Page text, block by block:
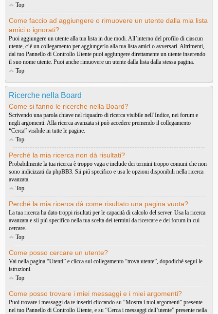
Top
Come faccio ad aggiungere o rimuovere un utente dalla mia lista
amici o ignorati?
Puoi aggiungere un utente alla tua lista in due modi. All’interno del profilo di ciascun
utente, c’è un collegamento per aggiungerlo alla tua lista amici o avversari. Altrimenti,
dal tuo Pannello di Controllo Utente puoi aggiungere direttamente un utente inserendo
il suo nome utente. Puoi anche rimuovere un utente dalla lista dalla stessa pagina.
Top
Ricerche nella Board
Come si fanno le ricerche nella Board?
Scrivendo una parola chiave nel riquadro di ricerca visibile nell’Indice, nei forum e
negli argomenti. Alla ricerca avanzata si può accedere premendo il collegamento
“Cerca” visibile in tutte le pagine.
Top
Perché la mia ricerca non dà risultati?
Probabilmente la tua ricerca è troppo vaga e include dei termini troppo comuni che non
sono indicizzati da phpBB3. Sii piú specifico e usa le opzioni disponibili nella ricerca
avanzata.
Top
Perché la mia ricerca dà come risultato una pagina vuota?
La tua ricerca ha dato troppi risultati per le capacità di calcolo del server. Usa la ricerca
avanzata e sii piú specifico nella tua scelta dei termini da ricercare e dei forum in cui
cercare.
Top
Come posso cercare un utente?
Vai nella pagina “Utenti” e clicca sul collegamento “trova utente”, dopodiché segui le
istruzioni.
Top
Come posso trovare i miei messaggi e i miei argomenti?
Puoi trovare i messaggi da te inseriti cliccando su “Mostra i tuoi argomenti” presente
nel tuo Pannello di Controllo Utente, e su “Cerca i messaggi dell’utente” presente nella